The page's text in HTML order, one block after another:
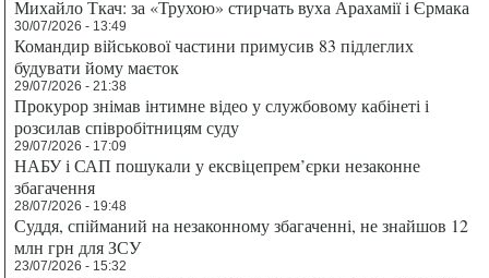
Михайло Ткач: за «Трухою» стирчать вуха Арахамії і Єрмака
30/07/2026 - 13:49
Командир військової частини примусив 83 підлеглих
будувати йому маєток
29/07/2026 - 21:38
Прокурор знімав інтимне відео у службовому кабінеті і
розсилав співробітницям суду
29/07/2026 - 17:09
НАБУ і САП пошукали у ексвіцепрем’єрки незаконне
збагачення
28/07/2026 - 19:48
Суддя, спійманий на незаконному збагаченні, не знайшов 12
млн грн для ЗСУ
23/07/2026 - 15:32